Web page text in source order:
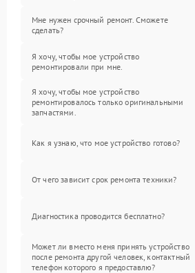
Мне нужен срочный ремонт. Сможете
сделать?
Я хочу, чтобы мое устройство
ремонтировали при мне.
Я хочу, чтобы мое устройство
ремонтировалось только оригинальными
запчастями.
Как я узнаю, что мое устройство готово?
От чего зависит срок ремонта техники?
Диагностика проводится бесплатно?
Может ли вместо меня принять устройство
после ремонта другой человек, контактный
телефон которого я предоставлю?